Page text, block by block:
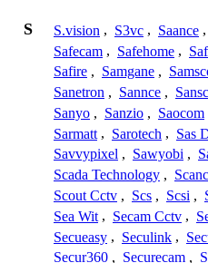
S S.vision , S3vc , Saance ,
Safecam , Safehome ,
Safire , Samgane ,
Sanetron , Sannce ,
Sanyo , Sanzio , Saocom
Sarmatt , Sarotech , Sas
Savvypixel , Sawyobi ,
Scada Technology ,
Scout Cctv , Scs , Scsi ,
Sea Wit , Secam Cctv ,
Secueasy , Seculink ,
Secur360 , Securecam ,